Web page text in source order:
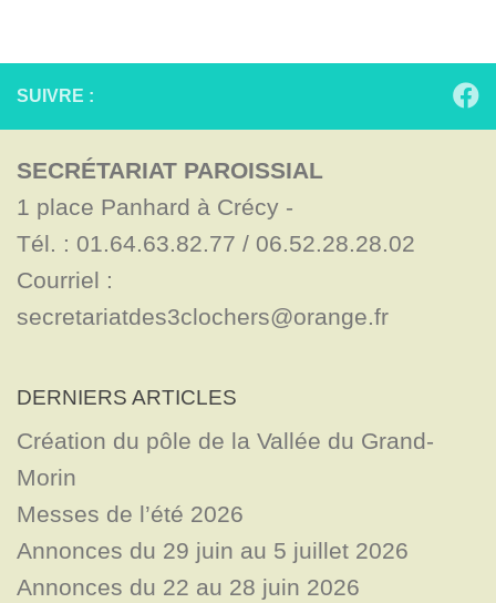
SUIVRE :
SECRÉTARIAT PAROISSIAL
1 place Panhard à Crécy -
Tél. : 01.64.63.82.77 / 06.52.28.28.02
Courriel :
secretariatdes3clochers@orange.fr
DERNIERS ARTICLES
Création du pôle de la Vallée du Grand-
Morin
Messes de l’été 2026
Annonces du 29 juin au 5 juillet 2026
Annonces du 22 au 28 juin 2026